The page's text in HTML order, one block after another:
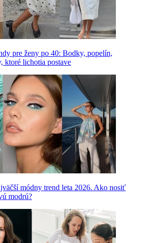
pre ženy po 40: Bodky, popelín,
ktoré lichotia postave
módny trend leta 2026. Ako nosiť
modrú?